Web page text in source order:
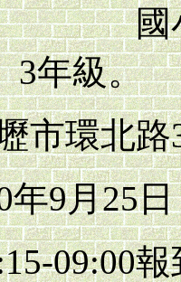
：4
3年級。
市環北
年9月25日
09:00